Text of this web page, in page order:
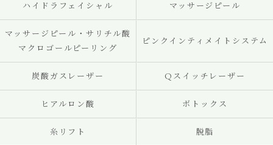
ハイドラフェイシャル マッサージピール
マッサージピール・サリチル酸
マクロゴールピーリング
ピンクインティメイトシステム
炭酸ガスレーザー Qスイッチレーザー
ヒアルロン酸 ボトックス
糸リフト 脱脂